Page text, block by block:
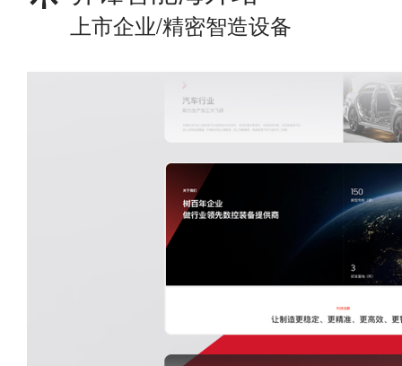
上市企业/精密智造设备